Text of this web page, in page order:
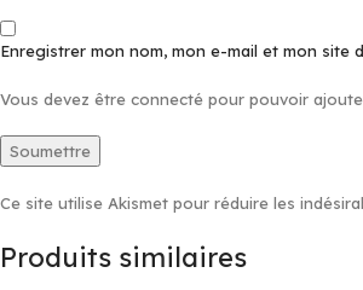
Enregistrer mon nom, mon e-mail et mon site
Vous devez être connecté pour pouvoir
Ce site utilise Akismet pour réduire les
Produits similaires